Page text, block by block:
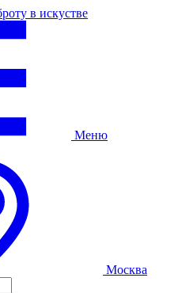
в искустве
Меню
Москва